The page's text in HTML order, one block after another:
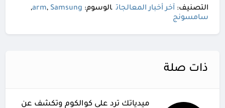
التصنيف: آخر أخبار المعالجات الوسوم: arm, Samsung
,
سامسونج
ذات صلة
ميدياتك ترد على كوالكوم وتكشف عن